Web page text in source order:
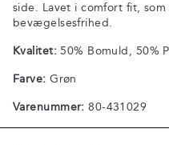
side. Lavet i comfort fit,
bevægelsesfrihed.
Kvalitet:50% Bomuld, 50%
Farve: Grøn
Varenummer: 80-431029